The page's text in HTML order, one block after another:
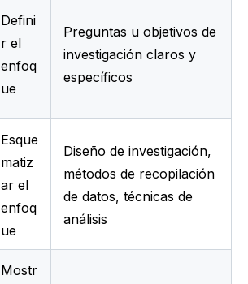
Defini
r el
enfoq
ue
Preguntas u objetivos de
investigación claros y
específicos
Esque
matiz
ar el
enfoq
ue
Diseño de investigación,
métodos de recopilación
de datos, técnicas de
análisis
Mostr